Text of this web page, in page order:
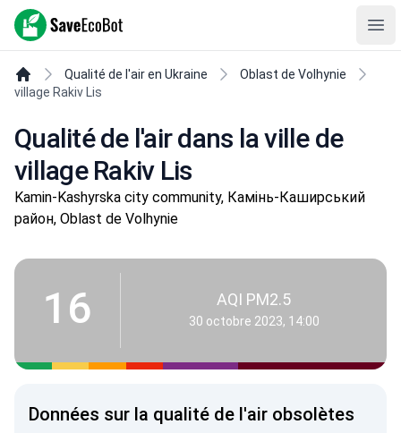
SaveEcoBot
Qualité de l'air en Ukraine
Oblast de Volhynie
village Rakiv Lis
Qualité de l'air dans la ville de
village Rakiv Lis
Kamin-Kashyrska city community, Камінь-Каширський
район, Oblast de Volhynie
16 AQI PM2.5
30 octobre 2023, 14:00
Données sur la qualité de l'air obsolètes